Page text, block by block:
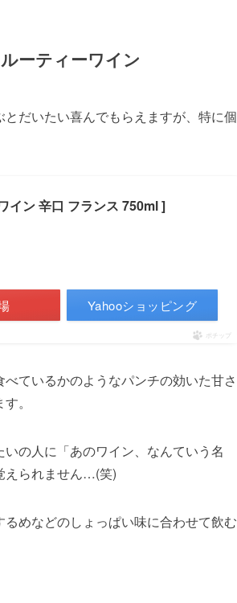
ーティーワイン
だいたい喜んでもらえますが、特に個
イン 辛口 フランス 750ml ]
Yahooショッピング
ポチップ
ているかのようなパンチの効いた甘さ
。
の人に「あのワイン、なんていう名
えられません…(笑)
めなどのしょっぱい味に合わせて飲む